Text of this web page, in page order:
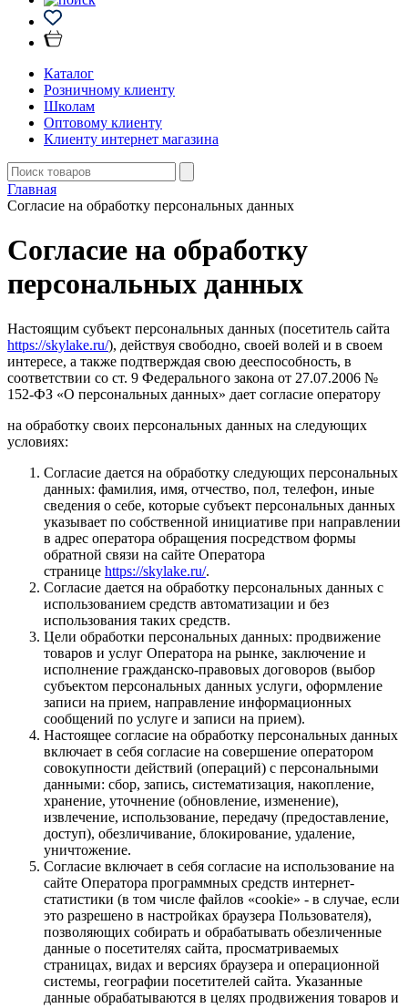
Каталог
Розничному клиенту
Школам
Оптовому клиенту
Клиенту интернет магазина
Главная
Согласие на обработку персональных данных
Согласие на обработку
персональных данных
Настоящим субъект персональных данных (посетитель сайта
https://skylake.ru/), действуя свободно, своей волей и в своем
интересе, а также подтверждая свою дееспособность, в
соответствии со ст. 9 Федерального закона от 27.07.2006 №
152-ФЗ «О персональных данных» дает согласие оператору
на обработку своих персональных данных на следующих
условиях:
Согласие дается на обработку следующих персональных
данных: фамилия, имя, отчество, пол, телефон, иные
сведения о себе, которые субъект персональных данных
указывает по собственной инициативе при направлении
в адрес оператора обращения посредством формы
обратной связи на сайте Оператора
странице https://skylake.ru/.
Согласие дается на обработку персональных данных с
использованием средств автоматизации и без
использования таких средств.
Цели обработки персональных данных: продвижение
товаров и услуг Оператора на рынке, заключение и
исполнение гражданско-правовых договоров (выбор
субъектом персональных данных услуги, оформление
записи на прием, направление информационных
сообщений по услуге и записи на прием).
Настоящее согласие на обработку персональных данных
включает в себя согласие на совершение оператором
совокупности действий (операций) с персональными
данными: сбор, запись, систематизация, накопление,
хранение, уточнение (обновление, изменение),
извлечение, использование, передачу (предоставление,
доступ), обезличивание, блокирование, удаление,
уничтожение.
Согласие включает в себя согласие на использование на
сайте Оператора программных средств интернет-
статистики (в том числе файлов «cookie» - в случае, если
это разрешено в настройках браузера Пользователя),
позволяющих собирать и обрабатывать обезличенные
данные о посетителях сайта, просматриваемых
страницах, видах и версиях браузера и операционной
системы, географии посетителей сайта. Указанные
данные обрабатываются в целях продвижения товаров и